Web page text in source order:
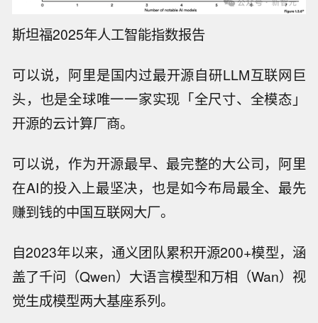
斯坦福2025年人工智能指数报告
可以说，阿里是国内过最开源自研LLM互联网巨
头，也是全球唯一一家实现「全尺寸、全模态」
开源的云计算厂商。
可以说，作为开源最早、最完整的大公司，阿里
在AI的投入上最坚决，也是如今布局最全、最先
赚到钱的中国互联网大厂。
自2023年以来，通义团队累积开源200+模型，涵
盖了千问（Qwen）大语言模型和万相（Wan）视
觉生成模型两大基座系列。